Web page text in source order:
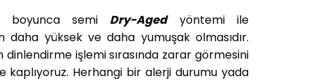
boyunca semi Dry-Agedyöntemi ile
daha yüksek ve daha yumuşak olmasıdır.
işlemi sırasında zarar görmesini
kaplıyoruz. Herhangi bir alerji durumu yada